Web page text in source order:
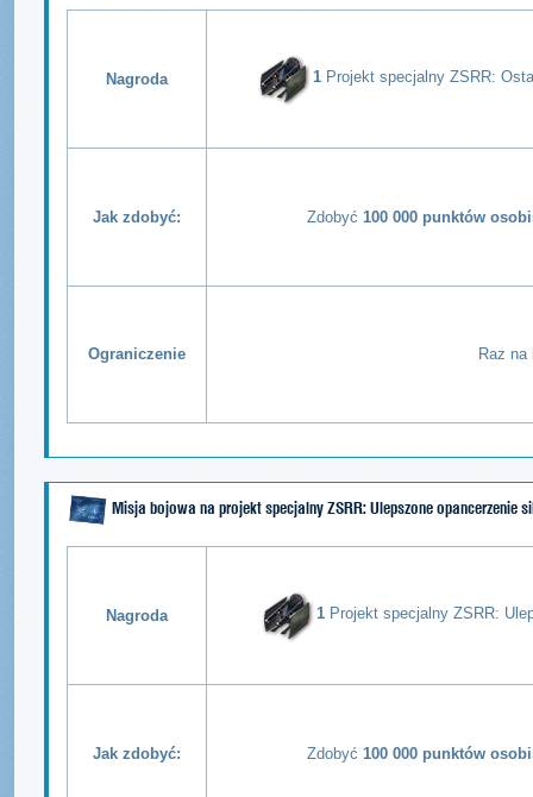
Nagroda 1Projekt specjalny ZSRR:
Jak zdobyć: Zdobyć 100 000 punktów
Ograniczenie Raz na
Misja bojowa na projekt specjalny ZSRR: Ulepszone opancerzenie
Nagroda 1Projekt specjalny ZSRR:
Jak zdobyć: Zdobyć 100 000 punktów